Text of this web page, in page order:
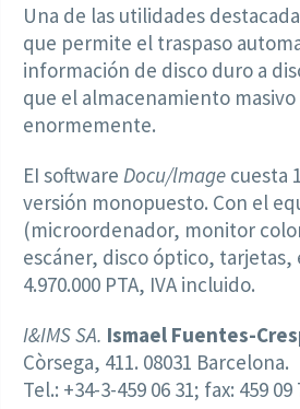
Una de las utilidades
que permite el traspaso
información de disco duro a
que el almacenamiento masivo
enormemente.
EI software Docu/lmage cuesta
versión monopuesto. Con el
(microordenador, monitor
escáner, disco óptico, tarjetas,
4.970.000 PTA, IVA incluido.
I&IMS SA. Ismael Fuentes-
Còrsega, 411. 08031 Barcelona.
Tel.: +34-3-459 06 31; fax: 459 09